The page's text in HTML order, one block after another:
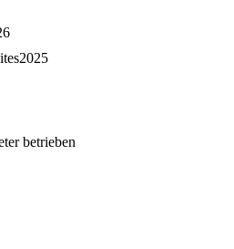
2025
betrieben